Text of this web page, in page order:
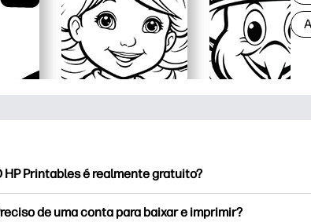
HP Printables é realmente gratuito?
de uma conta para baixar e imprimir?